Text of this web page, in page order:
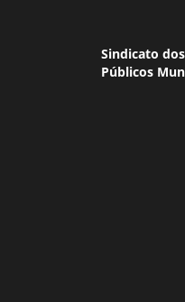
Sindicato
Públicos